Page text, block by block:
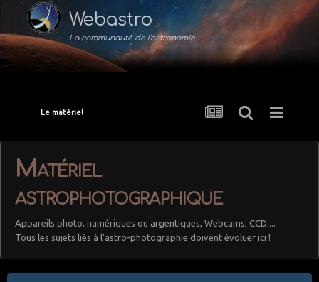
Webastro
La communauté de l'astronomie
Le matériel
Matériel
astrophotographique
Appareils photo, numériques ou argentiques, Webcams, CCD,...
Tous les sujets liés à l'astro-photographie doivent évoluer ici !